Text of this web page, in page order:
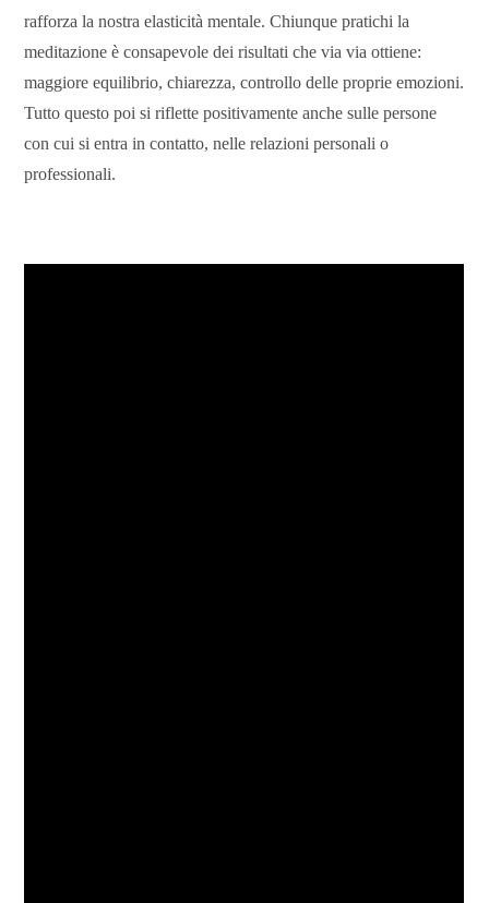
rafforza la nostra elasticità mentale. Chiunque pratichi la
meditazione è consapevole dei risultati che via via ottiene:
maggiore equilibrio, chiarezza, controllo delle proprie emozioni.
Tutto questo poi si riflette positivamente anche sulle persone
con cui si entra in contatto, nelle relazioni personali o
professionali.